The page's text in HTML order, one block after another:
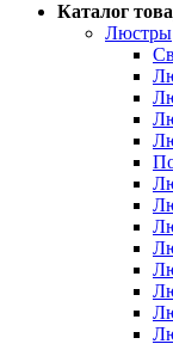
Каталог
Люстры